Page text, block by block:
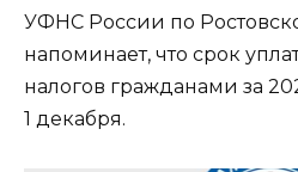
УФНС России по
напоминает, что срок
налогов гражданами за
1 декабря.